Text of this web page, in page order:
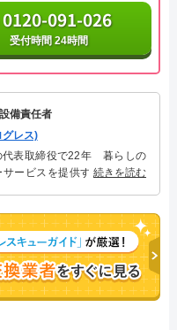
0120-091-026
受付時間 24時間
備責任者
レス)
代表取締役で22年 暮らしの
ービスを提供する株式会社
される「給湯器」のスペシ
続きを読む